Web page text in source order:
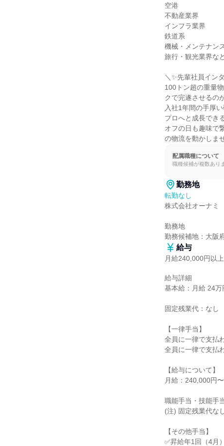
空港
不動産業界
インフラ業界
鉄道系
機械・メンテナン
旅行・観光業界な
＼✨先輩社員イン
100トン超の重量
クで完遂させるの
入社1年間の手厚
プロへと成長でき
オフの日も趣味で
の物流を動かしま
配属職種について
職種候補が複数あり
勤務地
転勤なし
株式会社オーナミ
勤務地
勤務候補地：大阪
給与
月給240,000円以上
給与詳細
基本給：月給 24万
固定残業代：なし
【一律手当】
全員に一律で支払
全員に一律で支払
【給与について】
月給：240,000円〜
職能手当・技能手
(注) 固定残業代な
【その他手当】
✅昇給年1回（4月）